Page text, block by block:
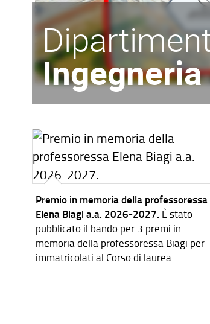
Premio in memoria della professoressa
Elena Biagi a.a. 2026-2027. È stato
pubblicato il bando per 3 premi in
memoria della professoressa Biagi per
immatricolati al Corso di laurea